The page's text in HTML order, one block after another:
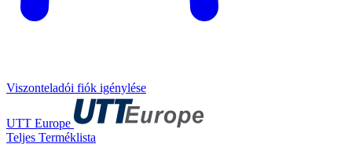
Viszonteladói fiók igénylése
UTT Europe
Teljes Terméklista